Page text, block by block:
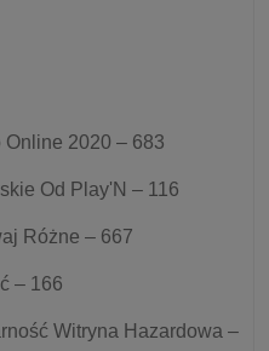
2020 – 683
Od Play'N – 116
Różne – 667
– 166
Witryna Hazardowa –